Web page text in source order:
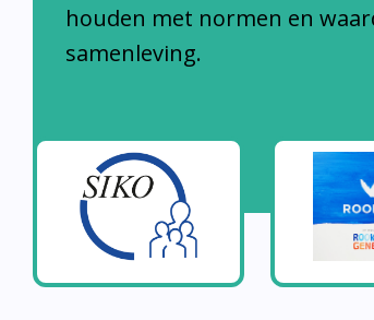
samenleving.